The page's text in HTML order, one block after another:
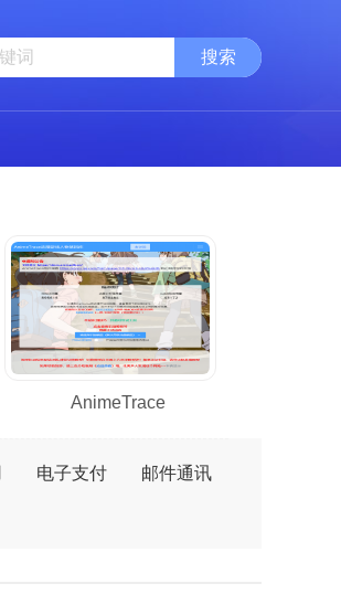
AnimeTrace
电子支付 邮件通讯